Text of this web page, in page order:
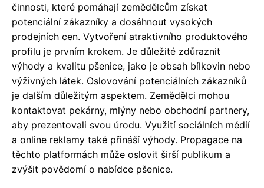
činnosti, které pomáhají zemědělcům získat
potenciální zákazníky a dosáhnout vysokých
prodejních cen. Vytvoření atraktivního produktového
profilu je prvním krokem. Je důležité zdůraznit
výhody a kvalitu pšenice, jako je obsah bílkovin nebo
výživných látek. Oslovování potenciálních zákazníků
je dalším důležitým aspektem. Zemědělci mohou
kontaktovat pekárny, mlýny nebo obchodní partnery,
aby prezentovali svou úrodu. Využití sociálních médií
a online reklamy také přináší výhody. Propagace na
těchto platformách může oslovit širší publikum a
zvýšit povědomí o nabídce pšenice.